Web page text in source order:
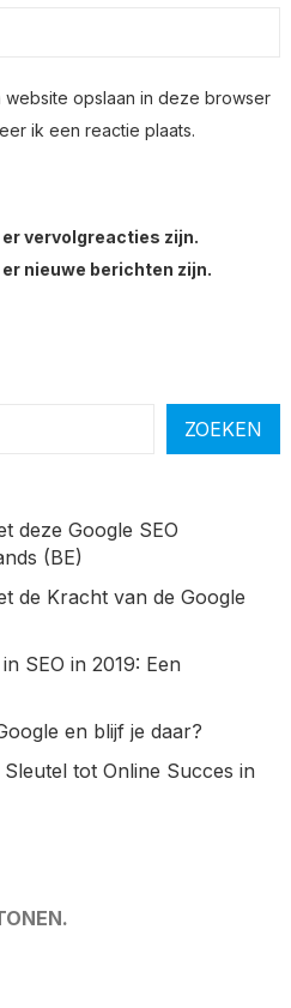
website opslaan in deze browser
ik een reactie plaats.
vervolgreacties zijn.
nieuwe berichten zijn.
ZOEKEN
deze Google SEO
(BE)
de Kracht van de Google
SEO in 2019: Een
en blijf je daar?
tot Online Succes in